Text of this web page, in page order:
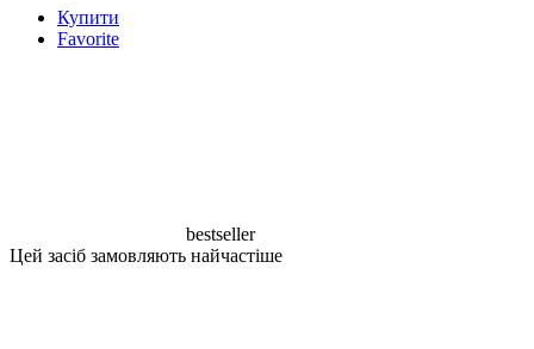
Купити
Favorite
bestseller
Цей засіб замовляють найчастіше